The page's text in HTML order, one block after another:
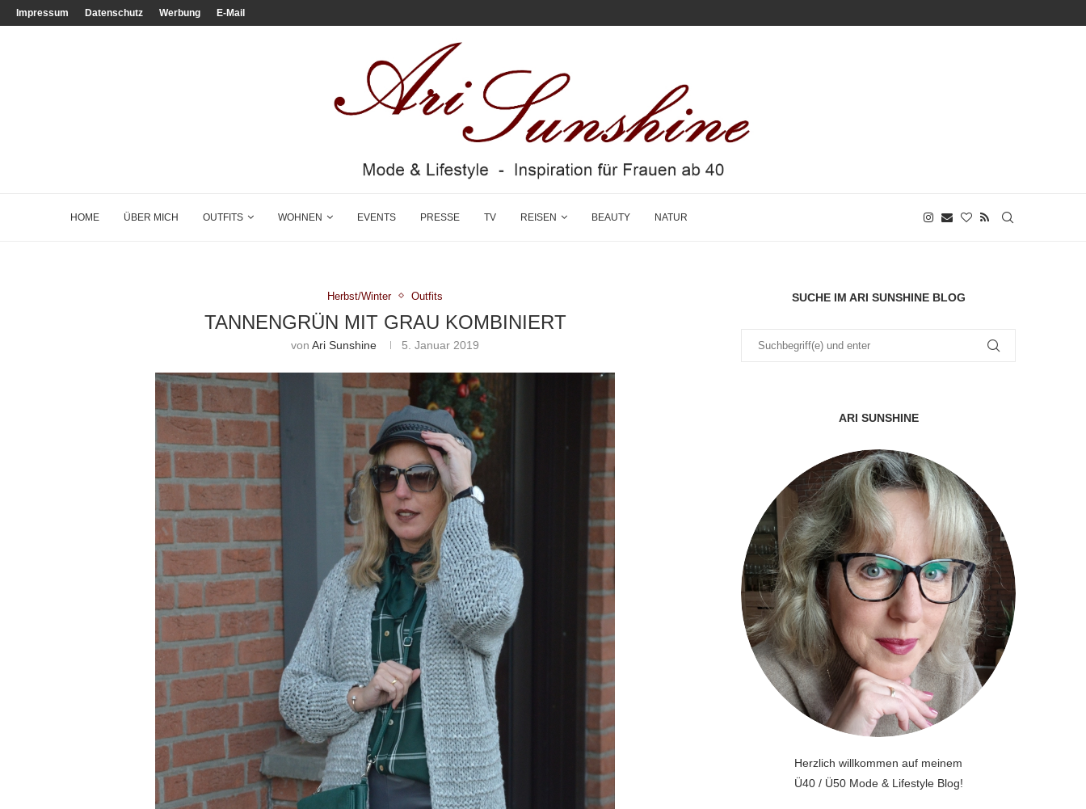
Impressum Datenschutz Werbung E-Mail
HOME ÜBER MICH OUTFITS WOHNEN EVENTS PRESSE TV REISEN BEAUTY NATUR
Herbst/Winter Outfits
TANNENGRÜN MIT GRAU KOMBINIERT
vonAri Sunshine 5. Januar 2019
SUCHE IM ARI SUNSHINE BLOG
ARI SUNSHINE
Herzlich willkommen auf meinem
Ü40 / Ü50 Mode & Lifestyle Blog!